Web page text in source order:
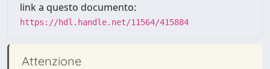
link a questo documento:
https://hdl.handle.net/11564/415884
Attenzione